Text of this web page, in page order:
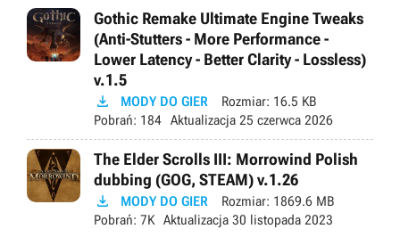
Gothic Remake Ultimate Engine Tweaks
(Anti-Stutters - More Performance -
Lower Latency - Better Clarity - Lossless)
v.1.5
 MODY DO GIER Rozmiar: 16.5 KB
Pobrań: 184 Aktualizacja 25 czerwca 2026
The Elder Scrolls III: Morrowind Polish
dubbing (GOG, STEAM) v.1.26
 MODY DO GIER Rozmiar: 1869.6 MB
Pobrań: 7K Aktualizacja 30 listopada 2023